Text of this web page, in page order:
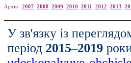
Архів 2007 2008 2009 2010 2011 2012 2013
У зв'язку із
період 2015–2019